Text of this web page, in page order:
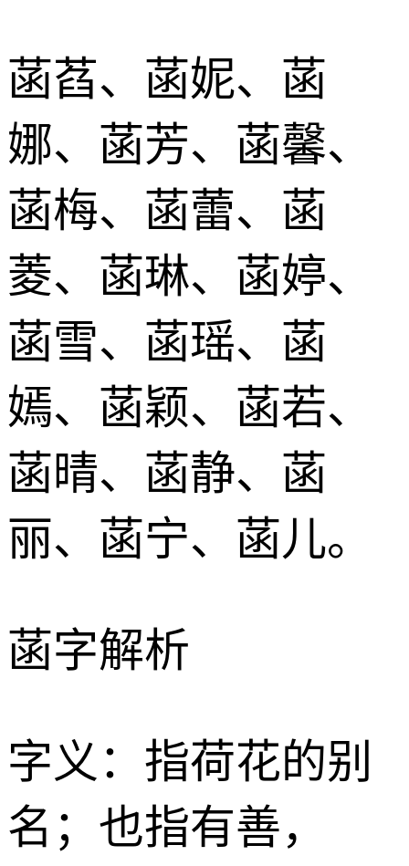
菡萏、菡妮、菡
娜、菡芳、菡馨、
菡梅、菡蕾、菡
菱、菡琳、菡婷、
菡雪、菡瑶、菡
嫣、菡颖、菡若、
菡晴、菡静、菡
丽、菡宁、菡儿。
菡字解析
字义：指荷花的别
名；也指有善，